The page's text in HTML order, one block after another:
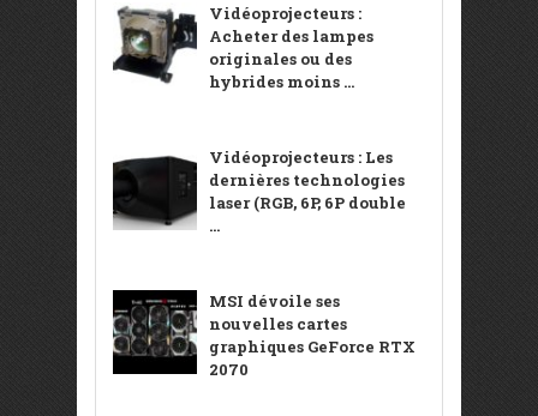
Vidéoprojecteurs :
Acheter des lampes
originales ou des
hybrides moins ...
Vidéoprojecteurs : Les
dernières technologies
laser (RGB, 6P, 6P double
...
MSI dévoile ses
nouvelles cartes
graphiques GeForce RTX
2070